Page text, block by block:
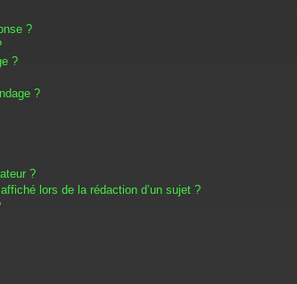
?
?
?
?
lors de la rédaction d’un sujet ?